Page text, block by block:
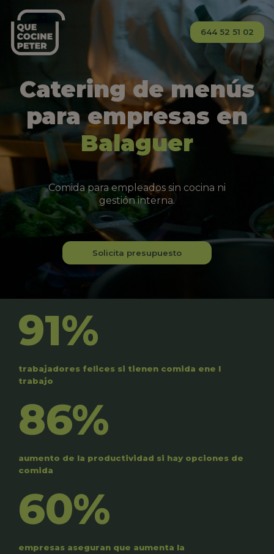
644 52 51 02
Catering de menús
para empresas en
Balaguer
Comida para empleados sin cocina ni
gestión interna.
Solicita presupuesto
91%
trabajadores felices si tienen comida ene l
trabajo
86%
aumento de la productividad si hay opciones de
comida
60%
empresas aseguran que aumenta la